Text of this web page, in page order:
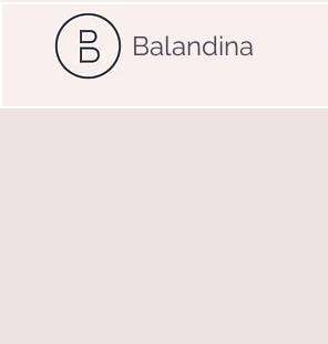
Balandina